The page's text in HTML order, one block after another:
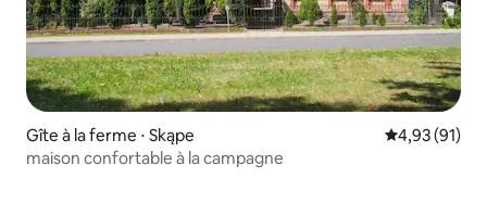
Gîte à la ferme ⋅ Skąpe Évaluation
4,93 (91)
maison confortable à la campagne